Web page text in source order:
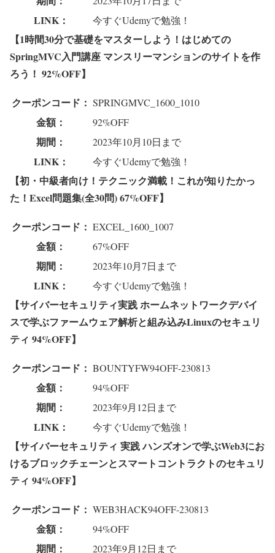
LINK： 今すぐUdemyで勉強！
【1時間30分で基礎をマスターしよう！はじめての
SpringMVC入門講座 マンスリーマンションのサイトを作
ろう！ 92%OFF】
クーポンコード： SPRINGMVC_1600_1010
金額： 92%OFF
期間： 2023年10月10日まで
LINK： 今すぐUdemyで勉強！
【初・中級者向け！テクニック満載！これが知りたかっ
た！Excel問題集(全30問) 67%OFF】
クーポンコード： EXCEL_1600_1007
金額： 67%OFF
期間： 2023年10月7日まで
LINK： 今すぐUdemyで勉強！
【サイバーセキュリティ実践 ホームネットワークデバイ
スで学ぶファームウェア解析と組み込みLinuxのセキュリ
ティ 94%OFF】
クーポンコード： BOUNTYFW94OFF-230813
金額： 94%OFF
期間： 2023年9月12日まで
LINK： 今すぐUdemyで勉強！
【サイバーセキュリティ 実践 ハンズオンで学ぶWeb3にお
けるブロックチェーンとスマートコントラクトのセキュリ
ティ 94%OFF】
クーポンコード： WEB3HACK94OFF-230813
金額： 94%OFF
期間： 2023年9月12日まで